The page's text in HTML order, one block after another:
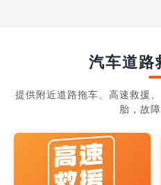
汽车道路
提供附近道路拖车、高速救援
胎，故